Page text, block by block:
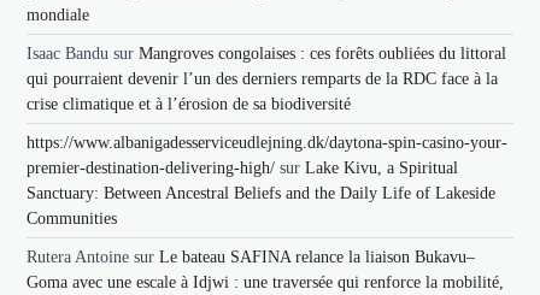
mondiale
Isaac Bandu surMangroves congolaises : ces forêts oubliées du littoral
qui pourraient devenir l’un des derniers remparts de la RDC face à la
crise climatique et à l’érosion de sa biodiversité
https://www.albanigadesserviceudlejning.dk/daytona-spin-casino-your-
premier-destination-delivering-high/ surLake Kivu, a Spiritual
Sanctuary: Between Ancestral Beliefs and the Daily Life of Lakeside
Communities
Rutera Antoine surLe bateau SAFINA relance la liaison Bukavu–
Goma avec une escale à Idjwi : une traversée qui renforce la mobilité,